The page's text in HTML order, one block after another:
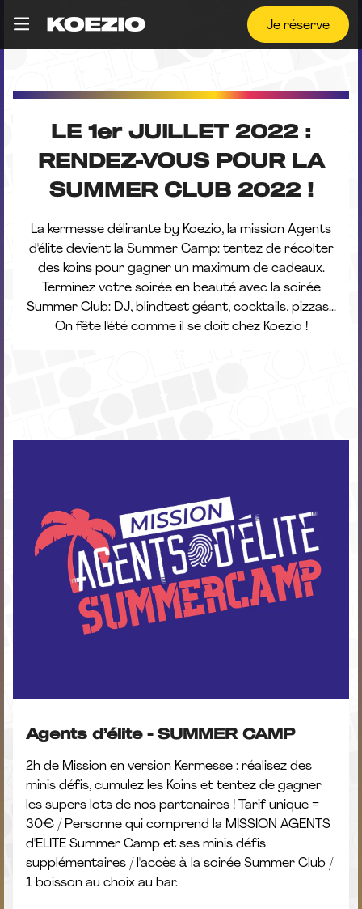
Je réserve
LE 1er JUILLET 2022 :
RENDEZ-VOUS POUR LA
SUMMER CLUB 2022 !
La kermesse délirante by Koezio, la mission Agents
d'élite devient la Summer Camp: tentez de récolter
des koins pour gagner un maximum de cadeaux.
Terminez votre soirée en beauté avec la soirée
Summer Club: DJ, blindtest géant, cocktails, pizzas...
On fête l'été comme il se doit chez Koezio !
Agents d’élite - SUMMER CAMP
2h de Mission en version Kermesse : réalisez des
minis défis, cumulez les Koins et tentez de gagner
les supers lots de nos partenaires ! Tarif unique =
30€ / Personne qui comprend la MISSION AGENTS
d'ELITE Summer Camp et ses minis défis
supplémentaires / l'accès à la soirée Summer Club /
1 boisson au choix au bar.